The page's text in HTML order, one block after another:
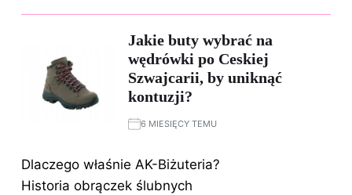
Jakie buty wybrać na
wędrówki po Ceskiej
Szwajcarii, by uniknąć
kontuzji?
6 MIESIĘCY TEMU
Dlaczego właśnie AK-Biżuteria?
Historia obrączek ślubnych